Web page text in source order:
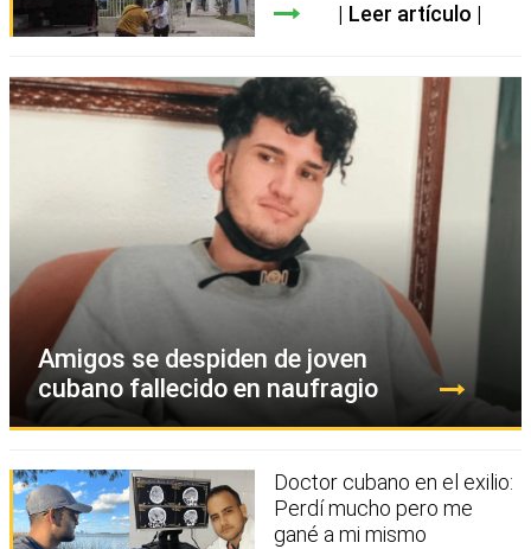
Leer artículo
Amigos se despiden de joven
cubano fallecido en naufragio
Doctor cubano en el exilio:
Perdí mucho pero me
gané a mi mismo